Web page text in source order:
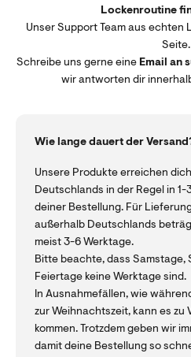
Lockenroutine
Unser Support Team aus echten
Seite.
Schreibe uns gerne eine Email an
wir antworten dir
Wie lange dauert der
Unsere Produkte erreichen
Deutschlands in der Regel in
deiner Bestellung. Für
außerhalb Deutschlands
meist 3-6 Werktage.
Bitte beachte, dass Samstage,
Feiertage keine Werktage sind.
In Ausnahmefällen, wie
zur Weihnachtszeit, kann es zu
kommen. Trotzdem geben wir
damit deine Bestellung so